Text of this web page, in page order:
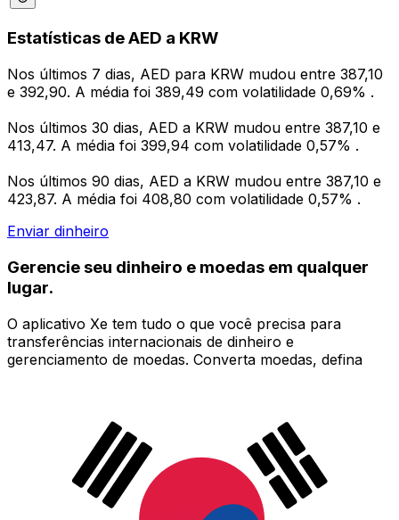
Estatísticas de AED a KRW
Nos últimos 7 dias, AED para KRW mudou entre 387,10
e 392,90. A média foi 389,49 com volatilidade 0,69% .
Nos últimos 30 dias, AED a KRW mudou entre 387,10 e
413,47. A média foi 399,94 com volatilidade 0,57% .
Nos últimos 90 dias, AED a KRW mudou entre 387,10 e
423,87. A média foi 408,80 com volatilidade 0,57% .
Enviar dinheiro
Gerencie seu dinheiro e moedas em qualquer
lugar.
O aplicativo Xe tem tudo o que você precisa para
transferências internacionais de dinheiro e
gerenciamento de moedas. Converta moedas, defina